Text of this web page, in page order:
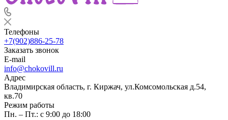
Телефоны
+7(902)886-25-78
Заказать звонок
E-mail
info@chokovill.ru
Адрес
Владимирская область, г. Киржач, ул.Комсомольская д.54,
кв.70
Режим работы
Пн. – Пт.: с 9:00 до 18:00